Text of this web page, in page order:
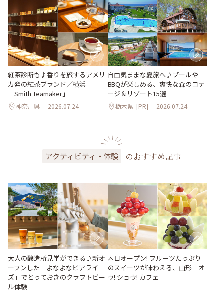
紅茶診断も♪香りを旅するアメリ
カ発の紅茶ブランド／横浜
「Smith Teamaker」
神奈川県 2026.07.24
自由気ままな夏旅へ♪プールや
BBQが楽しめる、爽快な森のコテ
ージ＆リゾート15選
栃木県 [PR] 2026.07.24
アクティビティ・体験 のおすすめ記事
大人の醸造所見学ができる♪新オ
ープンした「よなよなビアライ
ズ」でとっておきのクラフトビー
ル体験
本日オープン! フルーツたっぷり
のスイーツが味わえる、山形「オ
ウ! ショウ! カフェ」